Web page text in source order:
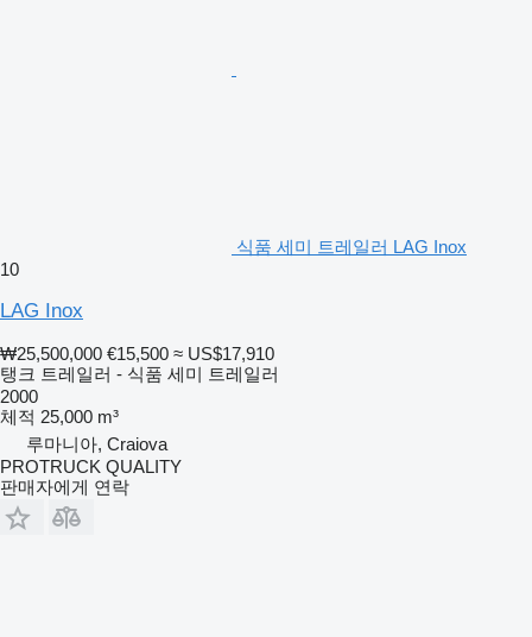
식품 세미 트레일러 LAG Inox
10
LAG Inox
₩25,500,000 €15,500 ≈ US$17,910
탱크 트레일러 - 식품 세미 트레일러
2000
체적 25,000 m³
루마니아, Craiova
PROTRUCK QUALITY
판매자에게 연락